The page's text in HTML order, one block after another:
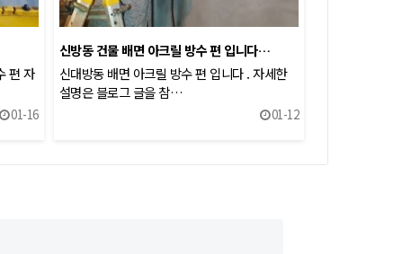
편 자
01-16
신방동 건물 배면 아크릴 방수 편 입니다…
신대방동 배면 아크릴 방수 편 입니다 . 자세한
설명은 블로그 글을 참…
01-12